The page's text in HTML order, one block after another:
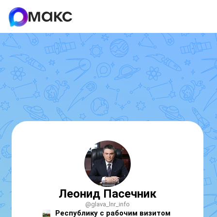
Леонид Пасечник
@glava_lnr_info
Республику с рабочим визитом